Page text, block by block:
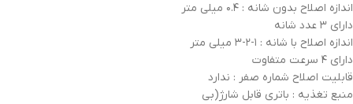
اندازه اصلاح بدون شانه : ۰.۴ میلی متر
دارای ۳ عدد شانه
اندازه اصلاح با شانه : ۱-۲-۳ میلی متر
دارای ۴ سرعت متفاوت
قابلیت اصلاح شماره صفر : ندارد
منبع تغذیه : باتری قابل شارژ(بی